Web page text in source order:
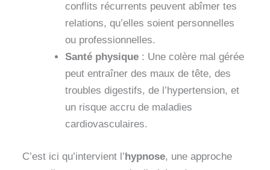
conflits récurrents peuvent abîmer tes
relations, qu’elles soient personnelles
ou professionnelles.
Santé physique : Une colère mal gérée
peut entraîner des maux de tête, des
troubles digestifs, de l’hypertension, et
un risque accru de maladies
cardiovasculaires.
C’est ici qu’intervient l’hypnose, une approche